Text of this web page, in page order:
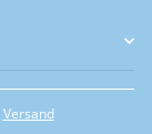
Versand